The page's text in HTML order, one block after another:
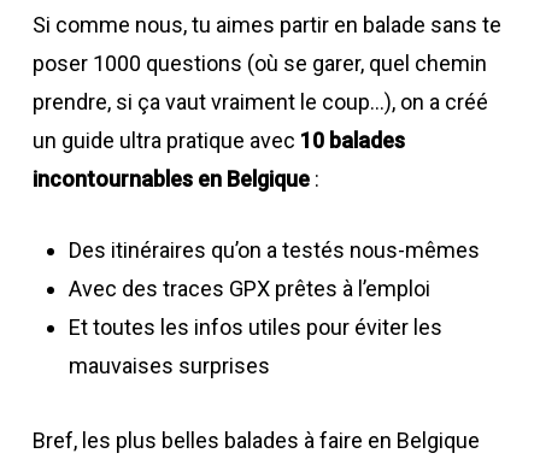
Si comme nous, tu aimes partir en balade sans te
poser 1000 questions (où se garer, quel chemin
prendre, si ça vaut vraiment le coup…), on a créé
un guide ultra pratique avec 10 balades
incontournables en Belgique:
Des itinéraires qu’on a testés nous-mêmes
Avec des traces GPX prêtes à l’emploi
Et toutes les infos utiles pour éviter les
mauvaises surprises
Bref, les plus belles balades à faire en Belgique